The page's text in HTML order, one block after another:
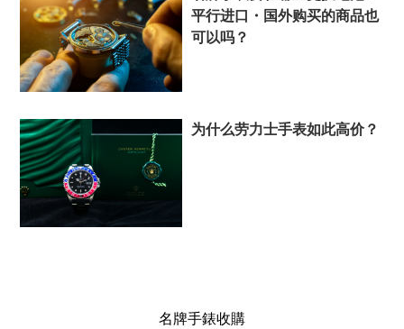
平行进口・国外购买的商品也
可以吗？
为什么劳力士手表如此高价？
名牌手錶收購